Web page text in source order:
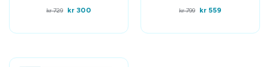
kr729 kr 300 kr799 kr 559